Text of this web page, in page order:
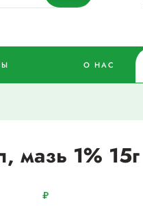
О НАС
мазь 1% 15г
₽